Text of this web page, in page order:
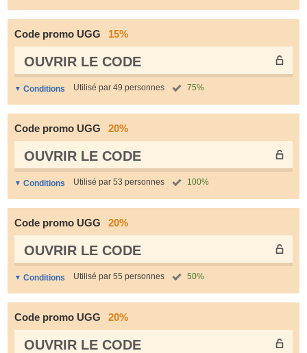
Code promo UGG 15%
OUVRIR LE СODE
Conditions Utilisé par 49 personnes 75%
Code promo UGG 20%
OUVRIR LE СODE
Conditions Utilisé par 53 personnes 100%
Code promo UGG 20%
OUVRIR LE СODE
Conditions Utilisé par 55 personnes 50%
Code promo UGG 20%
OUVRIR LE СODE